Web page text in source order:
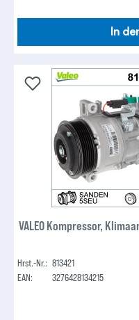
In
VALEO Kompressor,
Hrst.-Nr.: 813421
EAN:
3276428134215